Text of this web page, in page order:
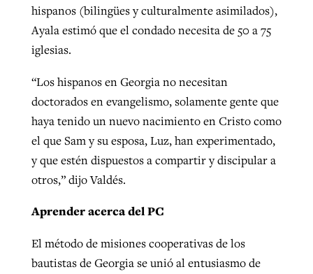
hispanos (bilingües y culturalmente asimilados),
Ayala estimó que el condado necesita de 50 a 75
iglesias.
“Los hispanos en Georgia no necesitan
doctorados en evangelismo, solamente gente que
haya tenido un nuevo nacimiento en Cristo como
el que Sam y su esposa, Luz, han experimentado,
y que estén dispuestos a compartir y discipular a
otros,” dijo Valdés.
Aprender acerca del PC
El método de misiones cooperativas de los
bautistas de Georgia se unió al entusiasmo de